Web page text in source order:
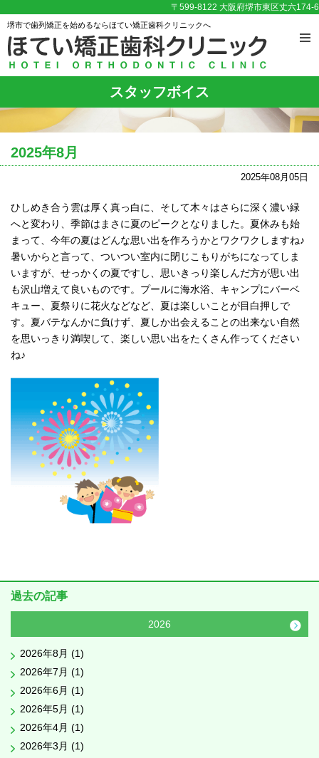
〒599-8122 大阪府堺市東区丈六174-6
堺市で歯列矯正を始めるならほてい矯正歯科クリニックへ
スタッフボイス
2025年8月
2025年08月05日
ひしめき合う雲は厚く真っ白に、そして木々はさらに深く濃い緑
へと変わり、季節はまさに夏のピークとなりました。夏休みも始
まって、今年の夏はどんな思い出を作ろうかとワクワクしますね♪
暑いからと言って、ついつい室内に閉じこもりがちになってしま
いますが、せっかくの夏ですし、思いきっり楽しんだ方が思い出
も沢山増えて良いものです。プールに海水浴、キャンプにバーベ
キュー、夏祭りに花火などなど、夏は楽しいことが目白押しで
す。夏バテなんかに負けず、夏しか出会えることの出来ない自然
を思いっきり満喫して、楽しい思い出をたくさん作ってください
ね♪
過去の記事
2026
2026年8月 (1)
2026年7月 (1)
2026年6月 (1)
2026年5月 (1)
2026年4月 (1)
2026年3月 (1)